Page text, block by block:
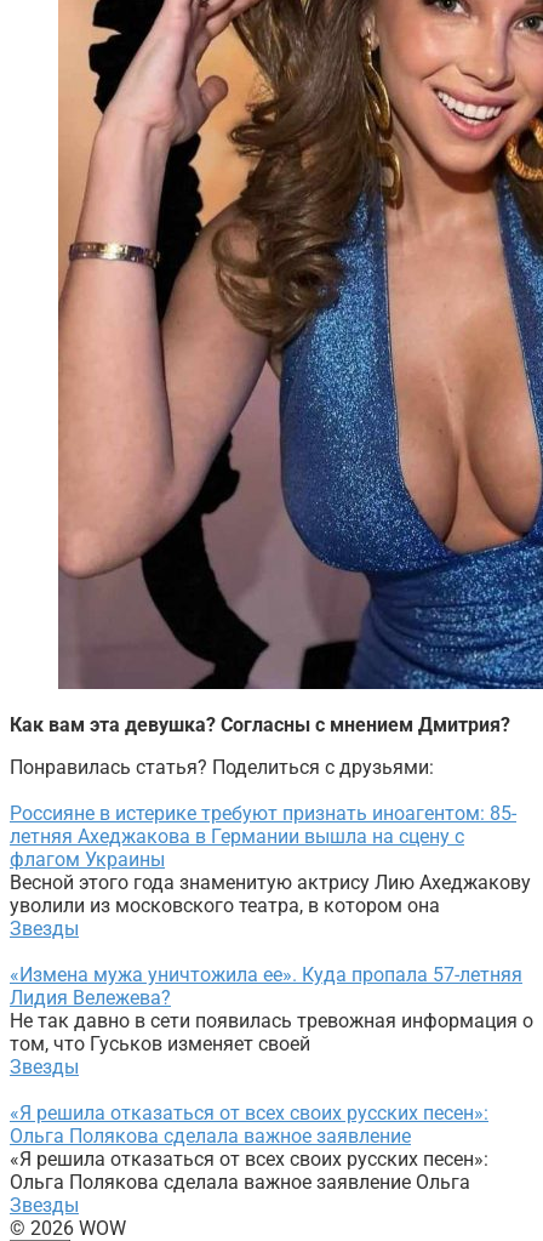
Как вам эта девушка? Согласны с мнением Дмитрия?
Понравилась статья? Поделиться с друзьями:
Россияне в истерике требуют признать иноагентом: 85-
летняя Ахеджакова в Германии вышла на сцену с
флагом Украины
Весной этого года знаменитую актрису Лию Ахеджакову
уволили из московского театра, в котором она
Звезды
«Измена мужа уничтожила ее». Куда пропала 57-летняя
Лидия Вележева?
Не так давно в сети появилась тревожная информация о
том, что Гуськов изменяет своей
Звезды
«Я решила отказаться от всех своих русских песен»:
Ольга Полякова сделала важное заявление
«Я решила отказаться от всех своих русских песен»:
Ольга Полякова сделала важное заявление Ольга
Звезды
© 2026 WOW